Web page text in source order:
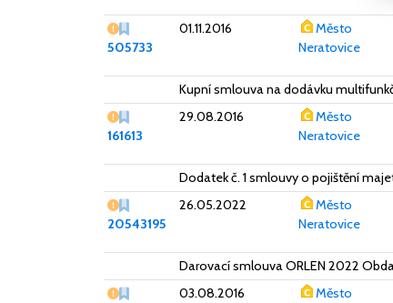
Vážný nedostatek
505733
01.11.2016
Město
Neratovice
Kupní smlouva na dodávku
Vážný nedostatek
161613
29.08.2016
Město
Neratovice
Dodatek č. 1 smlouvy o pojištění
Vážný nedostatek
20543195
26.05.2022
Město
Neratovice
Darovací smlouva ORLEN 2022
Vážný nedostatek
03.08.2016
Město